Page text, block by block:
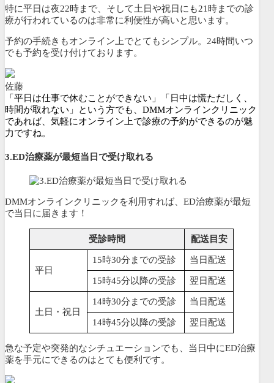
特に平日は夜22時まで、そして土日や祝日にも21時までの診
療が行われているのは非常に利便性が高いと思います。
予約の手続きもオンライン上でとてもシンプル。 24時間いつ
でも予約を受け付けております。
佐藤
「平日は仕事で休むことができない」「日中は慌ただしく、
時間が取れない」という方でも、DMMオンラインクリニック
であれば、気軽にオンライン上で診療の予約ができるのが魅
力ですね。
3.ED治療薬が最短当日で受け取れる
DMMオンラインクリニックを利用すれば、ED治療薬が最短
で当日に届きます！
受診時間 配送目安
平日
15時30分までの受診 当日配送
15時45分以降の受診 翌日配送
土日・祝日
14時30分までの受診 当日配送
14時45分以降の受診 翌日配送
急な予定や突発的なシチュエーションでも、当日中にED治療
薬を手元にできるのはとても便利です。